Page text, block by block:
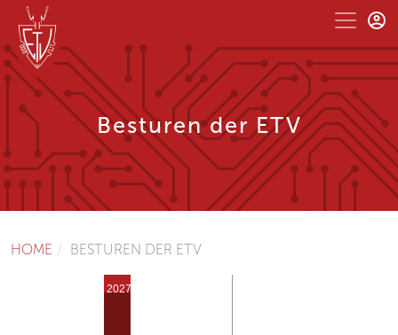
Besturen der ETV
HOME BESTUREN DER ETV
2027